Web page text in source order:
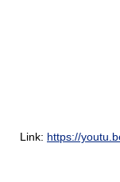
Link: https://